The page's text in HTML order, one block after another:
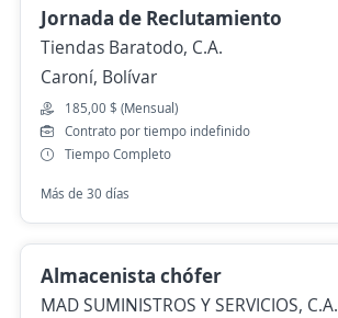
Jornada de Reclutamiento
Tiendas Baratodo, C.A.
Caroní, Bolívar
185,00 $ (Mensual)
Contrato por tiempo indefinido
Tiempo Completo
Más de 30 días
Almacenista chófer
MAD SUMINISTROS Y SERVICIOS, C.A.